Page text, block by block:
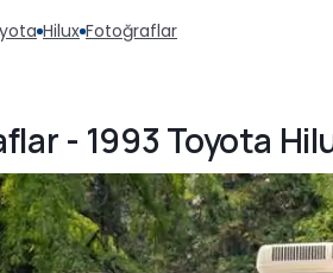
Hilux Fotoğraflar
- 1993 Toyota